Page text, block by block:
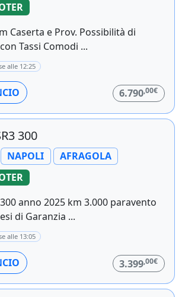
Caserta e Prov. Possibilità di
Tassi Comodi ...
alle 12:25
6.790,00€
300
NAPOLI
AFRAGOLA
anno 2025 km 3.000 paravento
di Garanzia ...
alle 13:05
3.399,00€